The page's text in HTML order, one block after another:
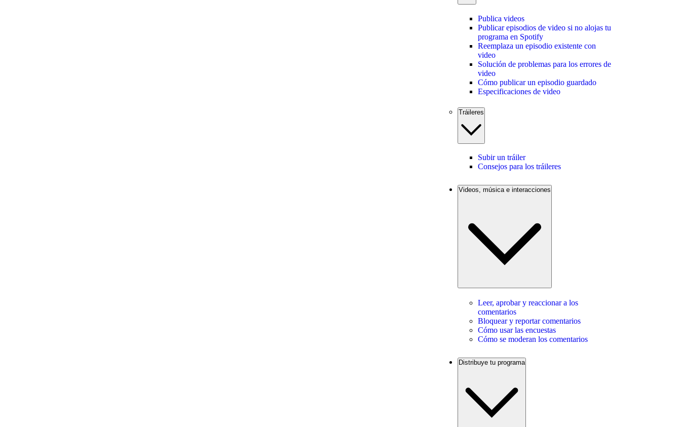
Publica videos
Publicar episodios de video si no alojas tu
programa en Spotify
Reemplaza un episodio existente con
video
Solución de problemas para los errores de
video
Cómo publicar un episodio guardado
Especificaciones de video
Tráileres
Subir un tráiler
Consejos para los tráileres
Videos, música e interacciones
Leer, aprobar y reaccionar a los
comentarios
Bloquear y reportar comentarios
Cómo usar las encuestas
Cómo se moderan los comentarios
Distribuye tu programa